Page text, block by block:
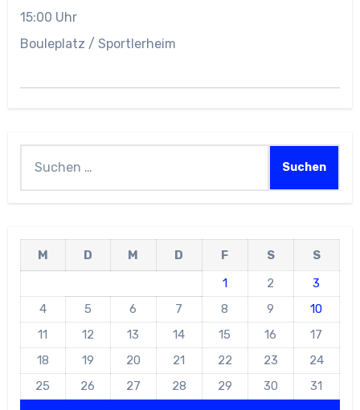
15:00 Uhr
Bouleplatz / Sportlerheim
M D M D F S
S
1
2
3
4
5 6 7 8 9
10
11
12 13 14 15 16
17
18
19 20 21 22 23
24
25
26 27 28 29 30 31